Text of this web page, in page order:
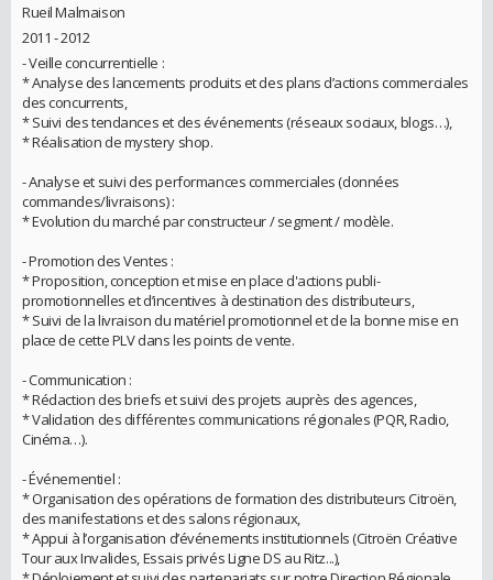
Rueil Malmaison
2011 - 2012
- Veille concurrentielle :
* Analyse des lancements produits et des plans d’actions commerciales
des concurrents,
* Suivi des tendances et des événements (réseaux sociaux, blogs…),
* Réalisation de mystery shop.
- Analyse et suivi des performances commerciales (données
commandes/livraisons) :
* Evolution du marché par constructeur / segment / modèle.
- Promotion des Ventes :
* Proposition, conception et mise en place d'actions publi-
promotionnelles et d’incentives à destination des distributeurs,
* Suivi de la livraison du matériel promotionnel et de la bonne mise en
place de cette PLV dans les points de vente.
- Communication :
* Rédaction des briefs et suivi des projets auprès des agences,
* Validation des différentes communications régionales (PQR, Radio,
Cinéma…).
- Événementiel :
* Organisation des opérations de formation des distributeurs Citroën,
des manifestations et des salons régionaux,
* Appui à l’organisation d’événements institutionnels (Citroën Créative
Tour aux Invalides, Essais privés Ligne DS au Ritz...),